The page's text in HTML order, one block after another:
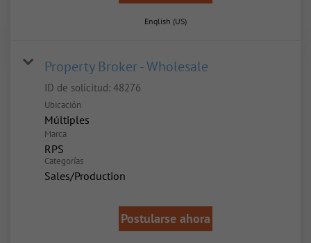
English (US)
Property Broker - Wholesale
ID de solicitud: 48276
Ubicación
Múltiples
Marca
RPS
Categorías
Sales/Production
Postularse ahora